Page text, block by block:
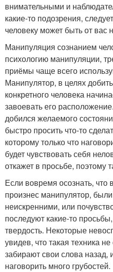
внимательными и
какие-то подозрения,
человеку может быть от вас
Манипуляция сознанием
психологию манипуляции,
приёмы чаще всего
Манипулятор, в целях
конкретного человека
завоевать его
добился желаемого
быстро просить что-то
которому только что
будет чувствовать себя
откажет в просьбе, поэтому
Если вовремя осознать, что
произнес манипулятор,
неискренними, или
последуют какие-то
твердость. Некоторые
увидев, что такая техника
забирают свои слова назад,
наговорить много грубостей.